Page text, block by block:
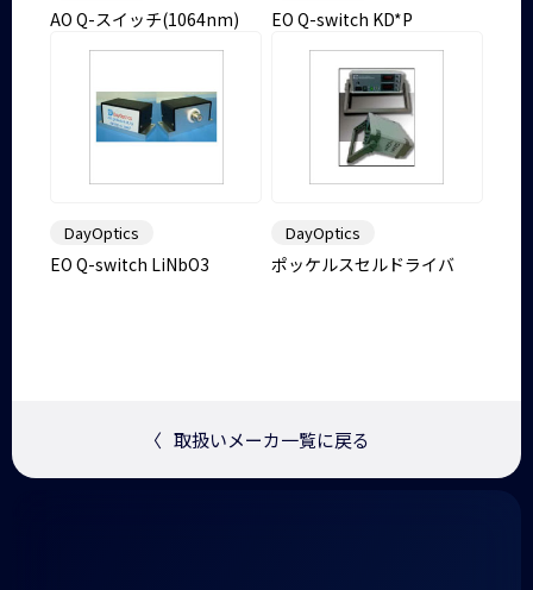
AO Q-スイッチ(1064nm) EO Q-switch KD*P
DayOptics
EO Q-switch LiNbO3
DayOptics
ポッケルスセルドライバ
〈 取扱いメーカ一覧に戻る